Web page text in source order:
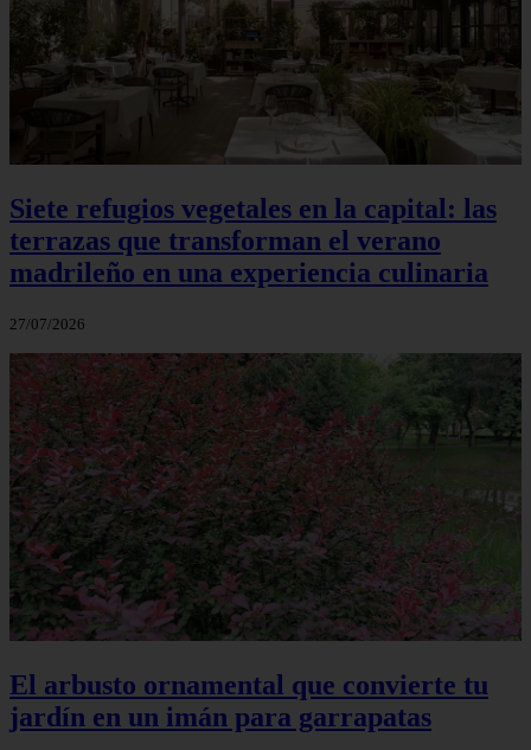
Siete refugios vegetales en la capital: las
terrazas que transforman el verano
madrileño en una experiencia culinaria
27/07/2026
El arbusto ornamental que convierte tu
jardín en un imán para garrapatas